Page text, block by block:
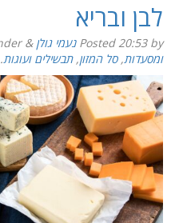
לבן ובריא
Posted20:53by נעמי גולן &
filed under
ומסעדות,סל המזון,תבשילים ועוגות.